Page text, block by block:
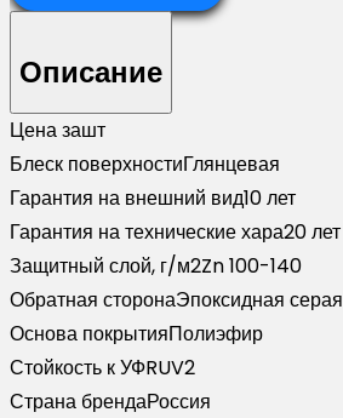
внешний
фибросайдинга
0,5
Satin
с
пленкой
RAL
3009
оксидно-
красный
(3м)
Описание
Цена зашт
Блеск поверхностиГлянцевая
Гарантия на внешний вид10 лет
Гарантия на технические хара20 лет
Защитный слой, г/м2Zn 100-140
Обратная сторонаЭпоксидная серая
Основа покрытияПолиэфир
Стойкость к УФRUV2
Страна брендаРоссия